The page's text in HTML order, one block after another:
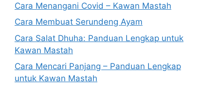
Cara Menangani Covid – Kawan Mastah
Cara Membuat Serundeng Ayam
Cara Salat Dhuha: Panduan Lengkap untuk
Kawan Mastah
Cara Mencari Panjang – Panduan Lengkap
untuk Kawan Mastah